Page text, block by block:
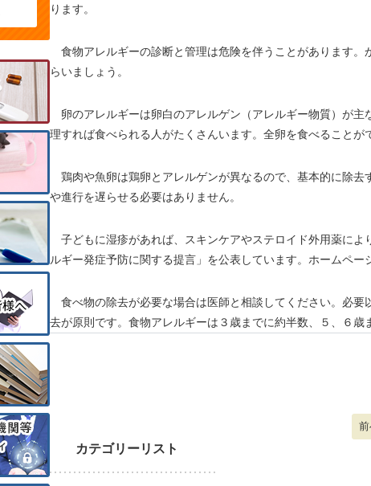
ります。
食物アレルギーの診断と管理は危険を伴うことがあります。
らいましょう。
卵のアレルギーは卵白のアレルゲン（アレルギー物質）が主
理すれば食べられる人がたくさんいます。全卵を食べることが
鶏肉や魚卵は鶏卵とアレルゲンが異なるので、基本的に除
や進行を遅らせる必要はありません。
子どもに湿疹があれば、スキンケアやステロイド外用薬によ
ルギー発症予防に関する提言」を公表しています。ホームペー
食べ物の除去が必要な場合は医師と相談してください。必要
去が原則です。食物アレルギーは３歳までに約半数、５、６歳
前
カテゴリーリスト